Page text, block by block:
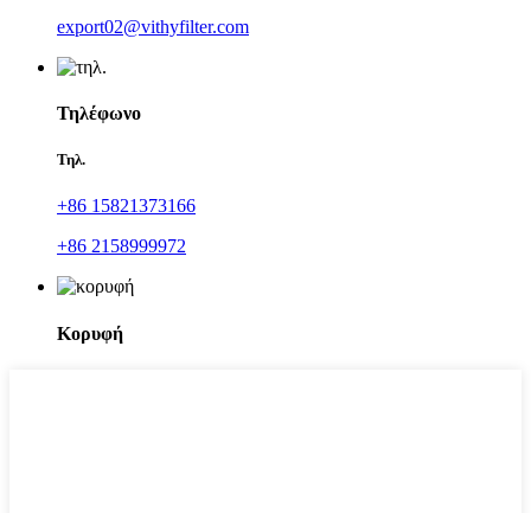
export02@vithyfilter.com
Τηλέφωνο
Τηλ.
+86 15821373166
+86 2158999972
Κορυφή